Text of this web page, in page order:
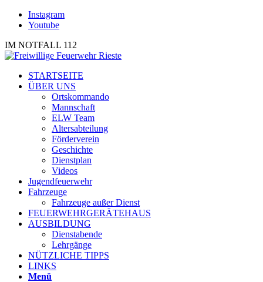
Instagram
Youtube
IM NOTFALL 112
STARTSEITE
ÜBER UNS
Ortskommando
Mannschaft
ELW Team
Altersabteilung
Förderverein
Geschichte
Dienstplan
Videos
Jugendfeuerwehr
Fahrzeuge
Fahrzeuge außer Dienst
FEUERWEHRGERÄTEHAUS
AUSBILDUNG
Dienstabende
Lehrgänge
NÜTZLICHE TIPPS
LINKS
Menü